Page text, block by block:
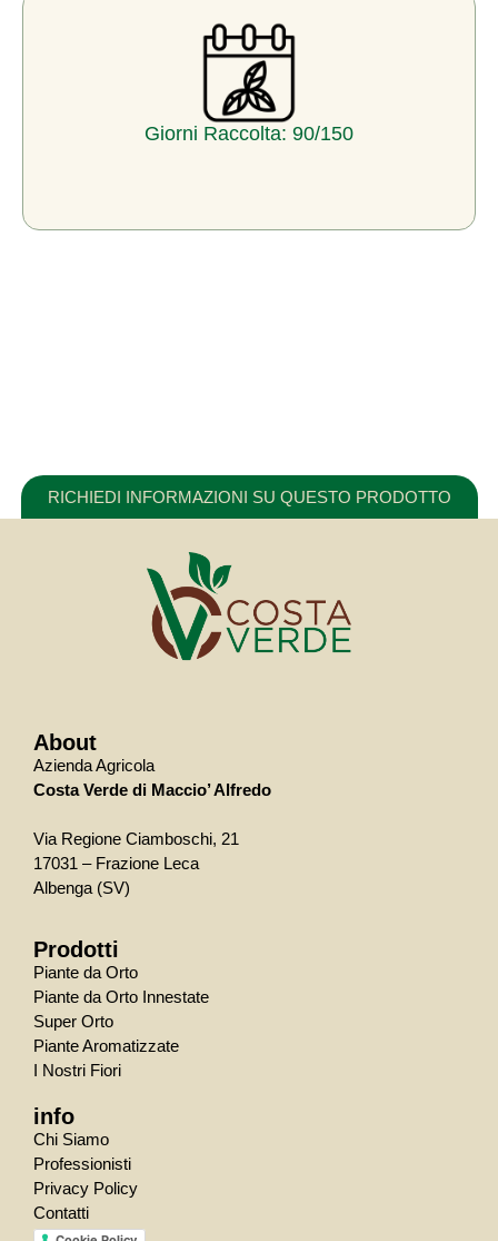
Giorni Raccolta: 90/150
RICHIEDI INFORMAZIONI SU QUESTO PRODOTTO
About
Azienda Agricola
Costa Verde di Maccio’ Alfredo
Via Regione Ciamboschi, 21
17031 – Frazione Leca
Albenga (SV)
Prodotti
Piante da Orto
Piante da Orto Innestate
Super Orto
Piante Aromatizzate
I Nostri Fiori
info
Chi Siamo
Professionisti
Privacy Policy
Contatti